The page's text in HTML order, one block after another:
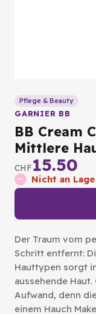
Pflege & Beauty
GARNIER BB
BB Cream
Mittlere
CHF15.50
Nicht an
Der Traum vom
Schritt entfernt:
Hauttypen sorgt
aussehende
Aufwand, denn
einem Hauch